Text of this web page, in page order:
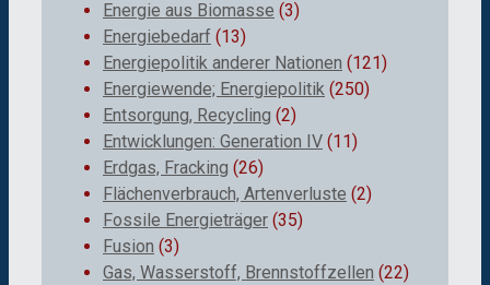
Energie aus Biomasse (3)
Energiebedarf (13)
Energiepolitik anderer Nationen (121)
Energiewende; Energiepolitik (250)
Entsorgung, Recycling (2)
Entwicklungen: Generation IV (11)
Erdgas, Fracking (26)
Flächenverbrauch, Artenverluste (2)
Fossile Energieträger (35)
Fusion (3)
Gas, Wasserstoff, Brennstoffzellen (22)